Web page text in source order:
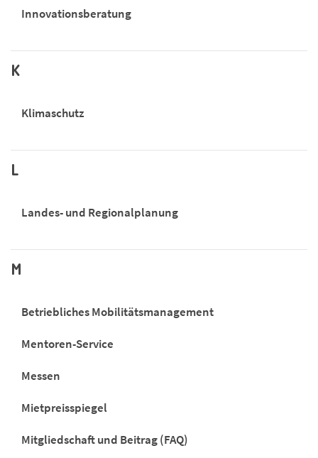
Innovationsberatung
K
Klimaschutz
L
Landes- und Regionalplanung
M
Betriebliches Mobilitätsmanagement
Mentoren-Service
Messen
Mietpreisspiegel
Mitgliedschaft und Beitrag (FAQ)